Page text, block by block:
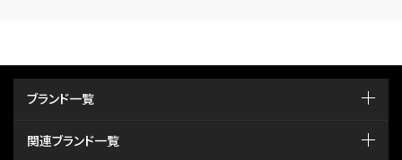
ブランド一覧
関連ブランド一覧